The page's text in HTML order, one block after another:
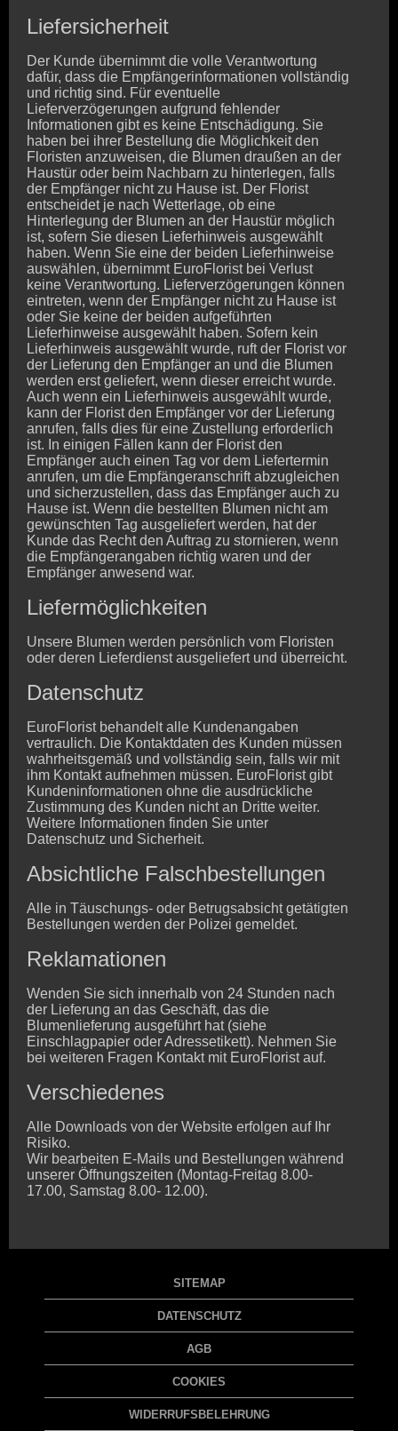
Liefersicherheit
Der Kunde übernimmt die volle Verantwortung
dafür, dass die Empfängerinformationen vollständig
und richtig sind. Für eventuelle
Lieferverzögerungen aufgrund fehlender
Informationen gibt es keine Entschädigung. Sie
haben bei ihrer Bestellung die Möglichkeit den
Floristen anzuweisen, die Blumen draußen an der
Haustür oder beim Nachbarn zu hinterlegen, falls
der Empfänger nicht zu Hause ist. Der Florist
entscheidet je nach Wetterlage, ob eine
Hinterlegung der Blumen an der Haustür möglich
ist, sofern Sie diesen Lieferhinweis ausgewählt
haben. Wenn Sie eine der beiden Lieferhinweise
auswählen, übernimmt EuroFlorist bei Verlust
keine Verantwortung. Lieferverzögerungen können
eintreten, wenn der Empfänger nicht zu Hause ist
oder Sie keine der beiden aufgeführten
Lieferhinweise ausgewählt haben. Sofern kein
Lieferhinweis ausgewählt wurde, ruft der Florist vor
der Lieferung den Empfänger an und die Blumen
werden erst geliefert, wenn dieser erreicht wurde.
Auch wenn ein Lieferhinweis ausgewählt wurde,
kann der Florist den Empfänger vor der Lieferung
anrufen, falls dies für eine Zustellung erforderlich
ist. In einigen Fällen kann der Florist den
Empfänger auch einen Tag vor dem Liefertermin
anrufen, um die Empfängeranschrift abzugleichen
und sicherzustellen, dass das Empfänger auch zu
Hause ist. Wenn die bestellten Blumen nicht am
gewünschten Tag ausgeliefert werden, hat der
Kunde das Recht den Auftrag zu stornieren, wenn
die Empfängerangaben richtig waren und der
Empfänger anwesend war.
Liefermöglichkeiten
Unsere Blumen werden persönlich vom Floristen
oder deren Lieferdienst ausgeliefert und überreicht.
Datenschutz
EuroFlorist behandelt alle Kundenangaben
vertraulich. Die Kontaktdaten des Kunden müssen
wahrheitsgemäß und vollständig sein, falls wir mit
ihm Kontakt aufnehmen müssen. EuroFlorist gibt
Kundeninformationen ohne die ausdrückliche
Zustimmung des Kunden nicht an Dritte weiter.
Weitere Informationen finden Sie unter
Datenschutz und Sicherheit.
Absichtliche Falschbestellungen
Alle in Täuschungs- oder Betrugsabsicht getätigten
Bestellungen werden der Polizei gemeldet.
Reklamationen
Wenden Sie sich innerhalb von 24 Stunden nach
der Lieferung an das Geschäft, das die
Blumenlieferung ausgeführt hat (siehe
Einschlagpapier oder Adressetikett). Nehmen Sie
bei weiteren Fragen Kontakt mit EuroFlorist auf.
Verschiedenes
Alle Downloads von der Website erfolgen auf Ihr
Risiko.
Wir bearbeiten E-Mails und Bestellungen während
unserer Öffnungszeiten (Montag-Freitag 8.00-
17.00, Samstag 8.00- 12.00).
SITEMAP
DATENSCHUTZ
AGB
COOKIES
WIDERRUFSBELEHRUNG